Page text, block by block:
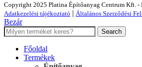
Copyright 2025 Platina Építőanyag Centrum Kft.
Adatkezelési tájékoztató | Általános Szerződési
Bezár
Search
Főoldal
Termékek